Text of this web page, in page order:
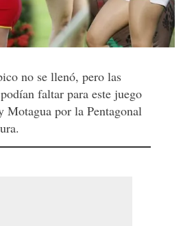
no se llenó, pero las
faltar para este juego
Motagua por la Pentagonal